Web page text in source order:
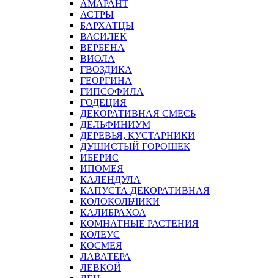
АМАРАНТ
АСТРЫ
БАРХАТЦЫ
ВАСИЛЕК
ВЕРБЕНА
ВИОЛА
ГВОЗДИКА
ГЕОРГИНА
ГИПСОФИЛА
ГОДЕЦИЯ
ДЕКОРАТИВНАЯ СМЕСЬ
ДЕЛЬФИНИУМ
ДЕРЕВЬЯ, КУСТАРНИКИ
ДУШИСТЫЙ ГОРОШЕК
ИБЕРИС
ИПОМЕЯ
КАЛЕНДУЛА
КАПУСТА ДЕКОРАТИВНАЯ
КОЛОКОЛЬЧИКИ
КАЛИБРАХОА
КОМНАТНЫЕ РАСТЕНИЯ
КОЛЕУС
КОСМЕЯ
ЛАВАТЕРА
ЛЕВКОЙ